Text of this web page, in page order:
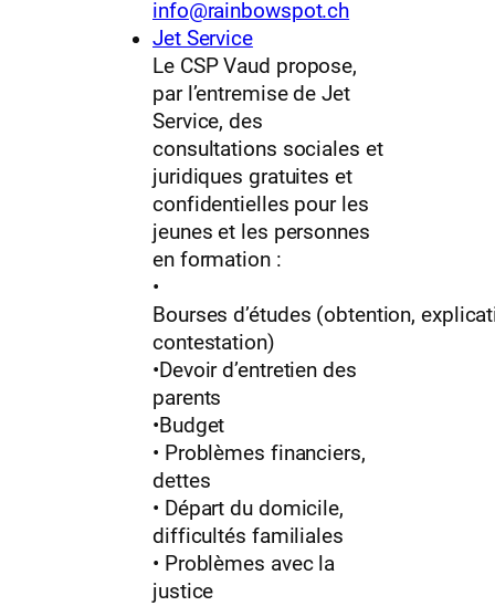
info@rainbowspot.ch
Jet Service
Le CSP Vaud propose,
par l’entremise de Jet
Service, des
consultations sociales et
juridiques gratuites et
confidentielles pour les
jeunes et les personnes
en formation :
•
Bourses d’études (obtention,
contestation)
•Devoir d’entretien des
parents
•Budget
• Problèmes financiers,
dettes
• Départ du domicile,
difficultés familiales
• Problèmes avec la
justice